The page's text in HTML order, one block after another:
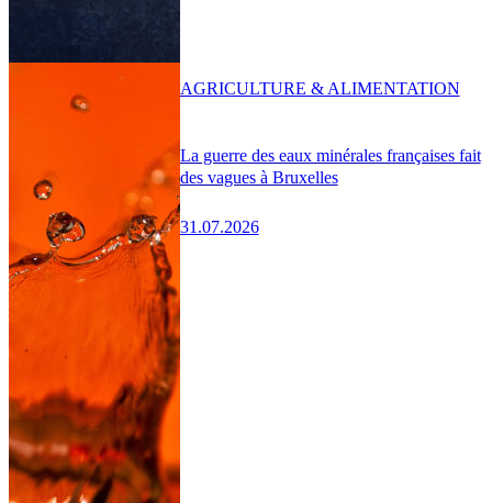
La guerre des eaux minérales françaises fait
des vagues à Bruxelles
31.07.2026
AGRICULTURE & ALIMENTATION